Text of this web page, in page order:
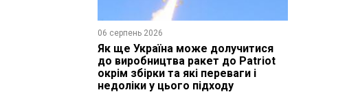
06 серпень 2026
Як ще Україна може долучитися
до виробництва ракет до Patriot
окрім збірки та які переваги і
недоліки у цього підходу